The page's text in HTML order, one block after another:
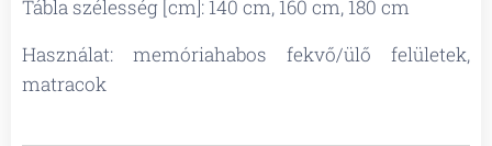
Tábla szélesség [cm]: 140 cm, 160 cm, 180 cm
Használat: memóriahabos fekvő/ülő felületek,
matracok